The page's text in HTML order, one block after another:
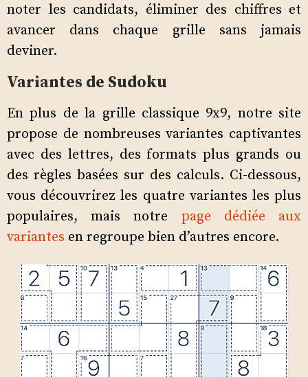
noter les candidats, éliminer des chiffres et
avancer dans chaque grille sans jamais
deviner.
Variantes de Sudoku
En plus de la grille classique 9x9, notre site
propose de nombreuses variantes captivantes
avec des lettres, des formats plus grands ou
des règles basées sur des calculs. Ci-dessous,
vous découvrirez les quatre variantes les plus
populaires, mais notre page dédiée aux
variantes en regroupe bien d’autres encore.